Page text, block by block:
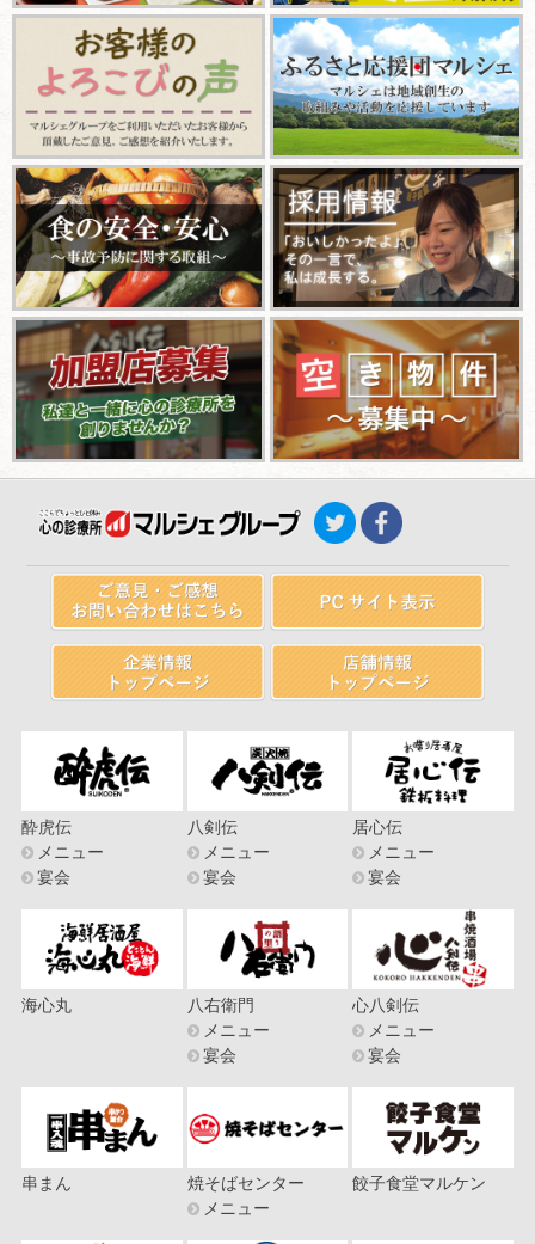
酔虎伝
メニュー
宴会
八剣伝
メニュー
宴会
居心伝
メニュー
宴会
海心丸
八右衛門
メニュー
宴会
心八剣伝
メニュー
宴会
串まん
焼そばセンター
メニュー
餃子食堂マルケン